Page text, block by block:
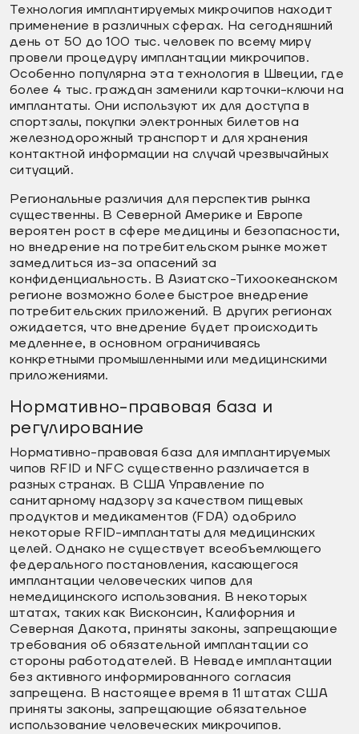
Технология имплантируемых микрочипов находит
применение в различных сферах. На сегодняшний
день от 50 до 100 тыс. человек по всему миру
провели процедуру имплантации микрочипов.
Особенно популярна эта технология в Швеции, где
более 4 тыс. граждан заменили карточки-ключи на
имплантаты. Они используют их для доступа в
спортзалы, покупки электронных билетов на
железнодорожный транспорт и для хранения
контактной информации на случай чрезвычайных
ситуаций.
Региональные различия для перспектив рынка
существенны. В Северной Америке и Европе
вероятен рост в сфере медицины и безопасности,
но внедрение на потребительском рынке может
замедлиться из-за опасений за
конфиденциальность. В Азиатско-Тихоокеанском
регионе возможно более быстрое внедрение
потребительских приложений. В других регионах
ожидается, что внедрение будет происходить
медленнее, в основном ограничиваясь
конкретными промышленными или медицинскими
приложениями.
Нормативно-правовая база и
регулирование
Нормативно-правовая база для имплантируемых
чипов RFID и NFC существенно различается в
разных странах. В США Управление по
санитарному надзору за качеством пищевых
продуктов и медикаментов (FDA) одобрило
некоторые RFID-имплантаты для медицинских
целей. Однако не существует всеобъемлющего
федерального постановления, касающегося
имплантации человеческих чипов для
немедицинского использования. В некоторых
штатах, таких как Висконсин, Калифорния и
Северная Дакота, приняты законы, запрещающие
требования об обязательной имплантации со
стороны работодателей. В Неваде имплантации
без активного информированного согласия
запрещена. В настоящее время в 11 штатах США
приняты законы, запрещающие обязательное
использование человеческих микрочипов.